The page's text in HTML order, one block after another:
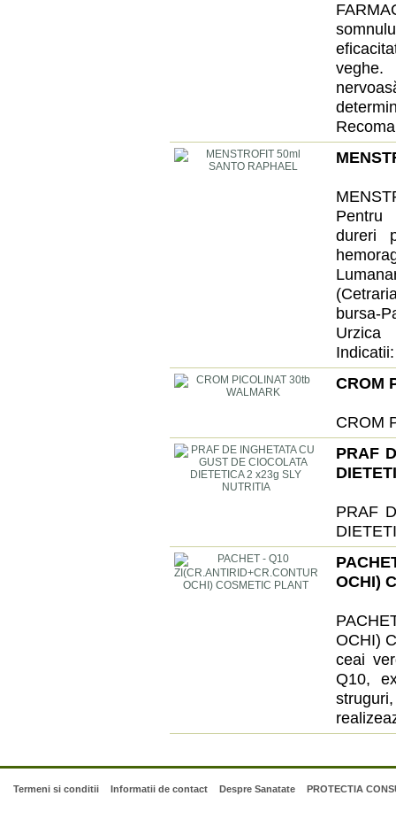
Pentru
dureri
bursa-
Urzica
CROM
CROM
PRAF
PRAF
OCHI)
OCHI)
ceai
Q10,
Termeni si conditii Informatii de contact Despre Sanatate PROTECTIA